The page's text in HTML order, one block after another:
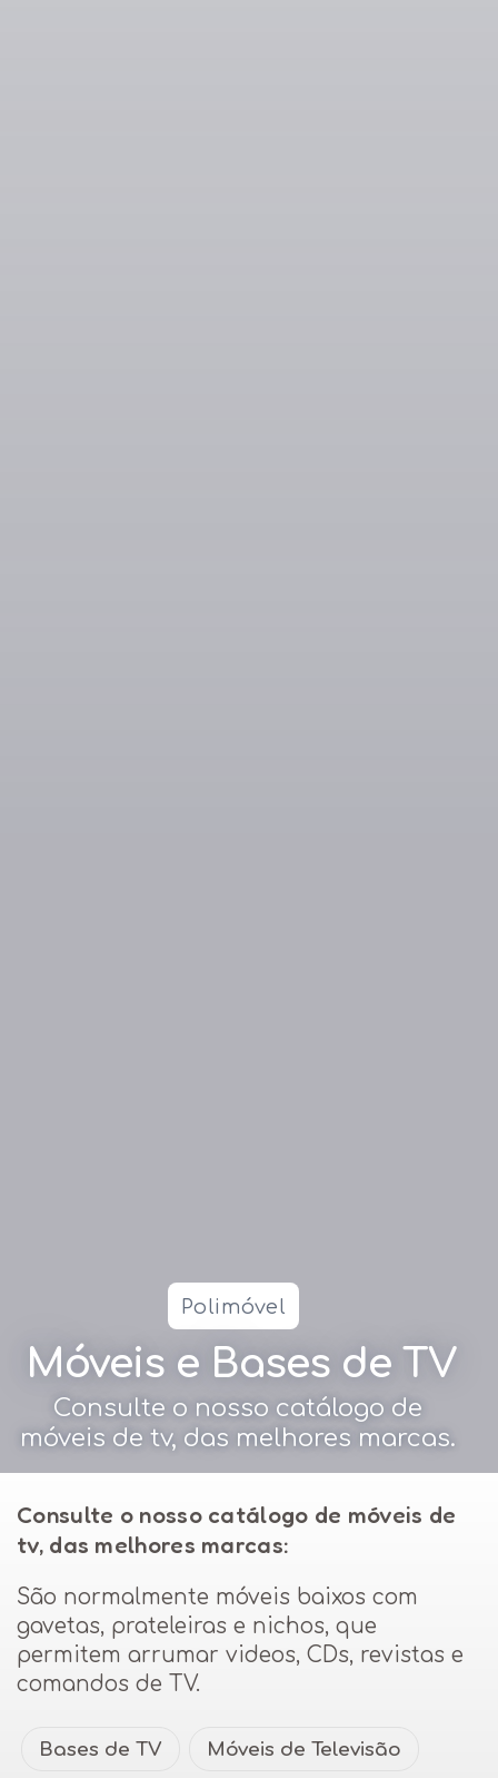
Polimóvel
Móveis e Bases de TV
Consulte o nosso catálogo de
móveis de tv, das melhores marcas.
Consulte o nosso catálogo de móveis de
tv, das melhores marcas:
São normalmente móveis baixos com
gavetas, prateleiras e nichos, que
permitem arrumar videos, CDs, revistas e
comandos de TV.
Bases de TV Móveis de Televisão